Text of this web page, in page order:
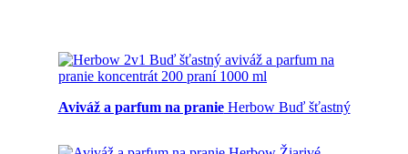
Aviváž a parfum na pranieHerbow Buď šťastný